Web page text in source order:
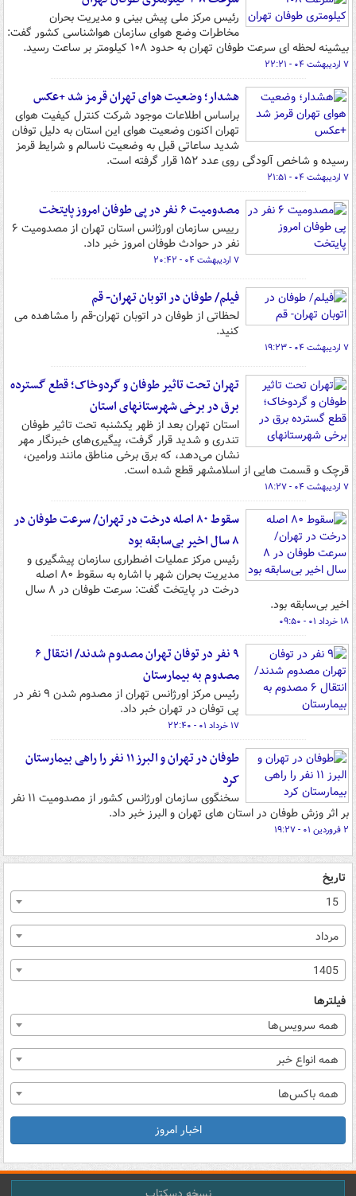
رئیس مرکز ملی پیش بینی و مدیریت بحران
مخاطرات وضع هوای سازمان هواشناسی کشور گفت:
بیشینه لحظه ای سرعت طوفان تهران به حدود ۱۰۸ کیلومتر بر ساعت رسید.
۷ اردیبهشت ۰۴ - ۲۲:۲۱
هشدار؛ وضعیت هوای تهران قرمز شد +عکس
براساس اطلاعات موجود شرکت کنترل کیفیت هوای
تهران اکنون وضعیت هوای این استان به دلیل توفان
شدید ساعاتی قبل به وضعیت ناسالم و شرایط قرمز
رسیده و شاخص آلودگی روی عدد ۱۵۲ قرار گرفته است.
۷ اردیبهشت ۰۴ - ۲۱:۵۱
مصدومیت ۶ نفر در پی طوفان امروز پایتخت
رییس سازمان اورژانس استان تهران از مصدومیت ۶
نفر در حوادث طوفان امروز خبر داد.
۷ اردیبهشت ۰۴ - ۲۰:۴۲
فیلم/ طوفان در اتوبان تهران- قم
لحظاتی از طوفان در اتوبان تهران-قم را مشاهده می
کنید.
۷ اردیبهشت ۰۴ - ۱۹:۲۳
تهران تحت تاثیر طوفان و گردوخاک؛ قطع گسترده
برق در برخی شهرستانهای استان
استان تهران بعد از ظهر یکشنبه تحت تاثیر طوفان
تندری و شدید قرار گرفت، پیگیری‌های خبرنگار مهر
نشان می‌دهد، که برق برخی مناطق مانند ورامین،
قرچک و قسمت هایی از اسلامشهر قطع شده است.
۷ اردیبهشت ۰۴ - ۱۸:۲۷
سقوط ۸۰ اصله درخت در تهران/ سرعت طوفان در
۸ سال اخیر بی‌سابقه بود
رئیس مرکز عملیات اضطراری سازمان پیشگیری و
مدیریت بحران شهر با اشاره به سقوط ۸۰ اصله
درخت در پایتخت گفت: سرعت طوفان در ۸ سال
اخیر بی‌سابقه بود.
۱۸ خرداد ۰۱ - ۰۹:۵۰
۹ نفر در توفان تهران مصدوم شدند/ انتقال ۶
مصدوم به بیمارستان
رئیس مرکز اورژانس تهران از مصدوم شدن ۹ نفر در
پی توفان در تهران خبر داد.
۱۷ خرداد ۰۱ - ۲۲:۴۰
طوفان در تهران و البرز ١١ نفر را راهی بیمارستان
کرد
سخنگوی سازمان اورژانس کشور از مصدومیت ۱۱ نفر
بر اثر وزش طوفان در استان های تهران و البرز خبر داد.
۲ فروردین ۰۱ - ۱۹:۲۷
تاریخ
15
مرداد
1405
فیلترها
همه سرویس‌ها
همه انواع خبر
همه باکس‌ها
اخبار امروز